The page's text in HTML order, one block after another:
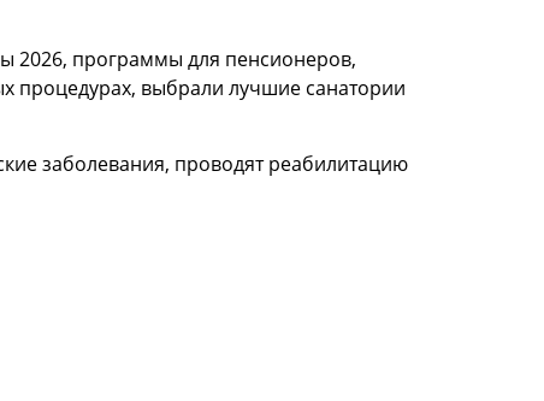
2026, программы для пенсионеров,
процедурах, выбрали лучшие санатории
заболевания, проводят реабилитацию